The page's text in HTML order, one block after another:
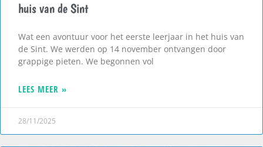
huis van de Sint
Wat een avontuur voor het eerste leerjaar in het huis van
de Sint. We werden op 14 november ontvangen door
grappige pieten. We begonnen vol
LEES MEER »
28/11/2025